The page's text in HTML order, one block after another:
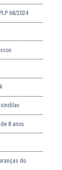
68/2024
sindilav
8 anos
do